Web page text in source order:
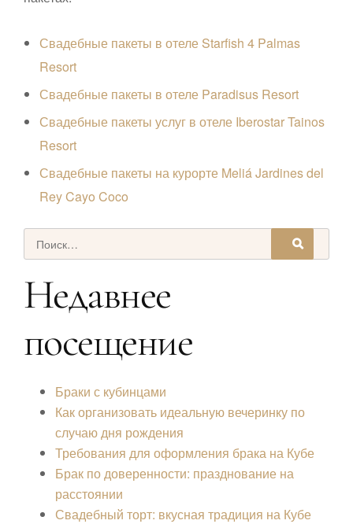
Свадебные пакеты в отеле Starfish 4 Palmas
Resort
Свадебные пакеты в отеле Paradisus Resort
Свадебные пакеты услуг в отеле Iberostar Tainos
Resort
Свадебные пакеты на курорте Meliá Jardines del
Rey Cayo Coco
Недавнее
посещение
Браки с кубинцами
Как организовать идеальную вечеринку по
случаю дня рождения
Требования для оформления брака на Кубе
Брак по доверенности: празднование на
расстоянии
Свадебный торт: вкусная традиция на Кубе